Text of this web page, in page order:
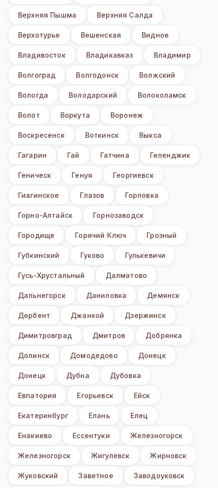
Верхняя Пышма Верхняя Салда
Верхотурье Вешенская Видное
Владивосток Владикавказ Владимир
Волгоград Волгодонск Волжский
Вологда Володарский Волоколамск
Волот Воркута Воронеж
Воскресенск Воткинск Выкса
Гагарин Гай Гатчина Геленджик
Геническ Генуя Георгиевск
Гиагинское Глазов Горловка
Горно-Алтайск Горнозаводск
Городище Горячий Ключ Грозный
Губкинский Гуково Гулькевичи
Гусь-Хрустальный Далматово
Дальнегорск Даниловка Демянск
Дербент Джанкой Дзержинск
Димитровград Дмитров Добрянка
Долинск Домодедово Донецк
Донецк Дубна Дубовка
Евпатория Егорьевск Ейск
Екатеринбург Елань Елец
Енакиево Ессентуки Железногорск
Железногорск Жигулевск Жирновск
Жуковский Заветное Заводоуковск